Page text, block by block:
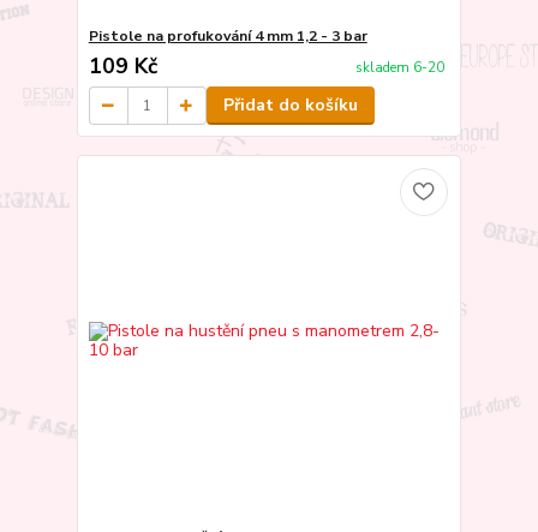
Pistole na profukování 4 mm 1,2 - 3 bar
109 Kč skladem 6-20
Přidat do košíku